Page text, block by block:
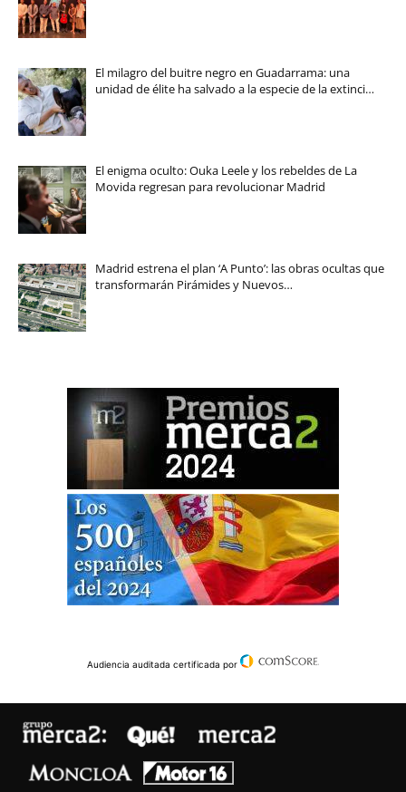
El milagro del buitre negro en Guadarrama: una
unidad de élite ha salvado a la especie de la extinci…
El enigma oculto: Ouka Leele y los rebeldes de La
Movida regresan para revolucionar Madrid
Madrid estrena el plan ‘A Punto’: las obras ocultas que
transformarán Pirámides y Nuevos…
Audiencia auditada certificada por